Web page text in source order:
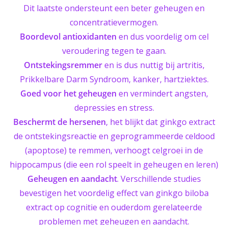
Dit laatste ondersteunt een beter geheugen en
concentratievermogen.
Boordevol antioxidanten en dus voordelig om cel
veroudering tegen te gaan.
Ontstekingsremmeren is dus nuttig bij artritis,
Prikkelbare Darm Syndroom, kanker, hartziektes.
Goed voor het geheugen en vermindert angsten,
depressies en stress.
Beschermt de hersenen, het blijkt dat ginkgo extract
de ontstekingsreactie en geprogrammeerde celdood
(apoptose) te remmen, verhoogt celgroei in de
hippocampus (die een rol speelt in geheugen en leren)
Geheugen en aandacht. Verschillende studies
bevestigen het voordelig effect van ginkgo biloba
extract op cognitie en ouderdom gerelateerde
problemen met geheugen en aandacht.